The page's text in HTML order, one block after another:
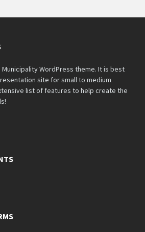
Municipality WordPress theme. It is best
site for small to medium
list of features to help create the